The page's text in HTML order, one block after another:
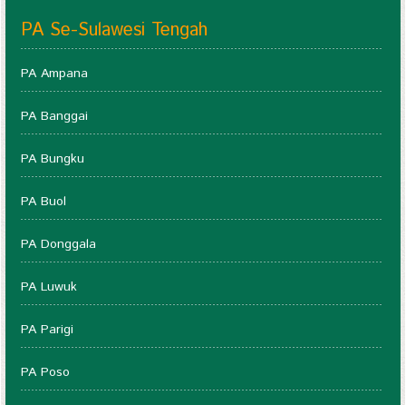
PA Se-Sulawesi Tengah
PA Ampana
PA Banggai
PA Bungku
PA Buol
PA Donggala
PA Luwuk
PA Parigi
PA Poso